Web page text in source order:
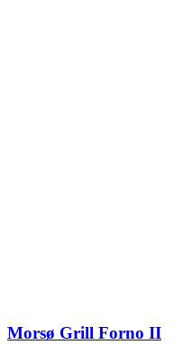
Morsø Grill Forno II